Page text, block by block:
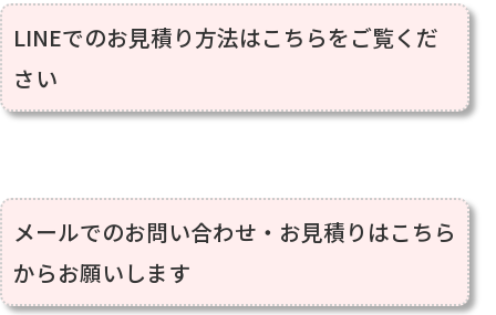
LINEでのお見積り方法はこちらをご覧くだ
さい
メールでのお問い合わせ・お見積りはこちら
からお願いします